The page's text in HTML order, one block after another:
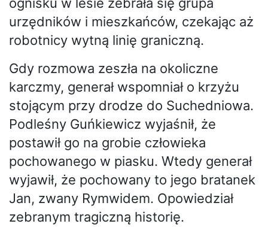
ognisku w lesie zebrała się grupa
urzędników i mieszkańców, czekając aż
robotnicy wytną linię graniczną.
Gdy rozmowa zeszła na okoliczne
karczmy, generał wspomniał o krzyżu
stojącym przy drodze do Suchedniowa.
Podleśny Guńkiewicz wyjaśnił, że
postawił go na grobie człowieka
pochowanego w piasku. Wtedy generał
wyjawił, że pochowany to jego bratanek
Jan, zwany Rymwidem. Opowiedział
zebranym tragiczną historię.